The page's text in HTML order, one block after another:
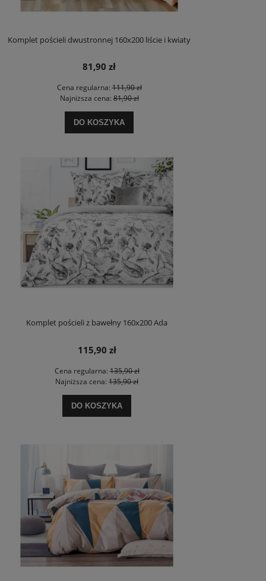
Komplet pościeli dwustronnej 160x200 liście i kwiaty
81,90 zł
Cena regularna:111,90 zł
Najniższa cena:81,90 zł
DO KOSZYKA
Komplet pościeli z bawełny 160x200 Ada
115,90 zł
Cena regularna:135,90 zł
Najniższa cena: 135,90 zł
DO KOSZYKA